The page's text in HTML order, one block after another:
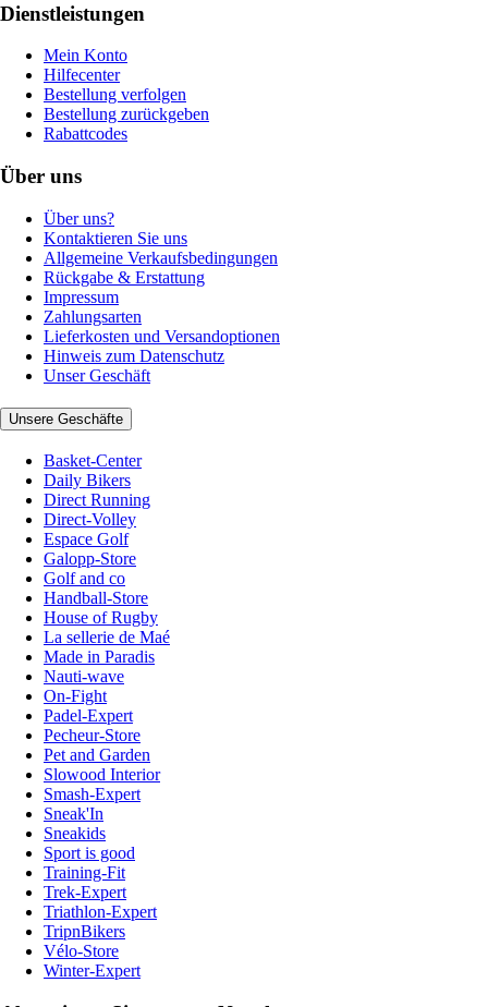
Dienstleistungen
Mein Konto
Hilfecenter
Bestellung verfolgen
Bestellung zurückgeben
Rabattcodes
Über uns
Über uns?
Kontaktieren Sie uns
Allgemeine Verkaufsbedingungen
Rückgabe & Erstattung
Impressum
Zahlungsarten
Lieferkosten und Versandoptionen
Hinweis zum Datenschutz
Unser Geschäft
Unsere Geschäfte
Basket-Center
Daily Bikers
Direct Running
Direct-Volley
Espace Golf
Galopp-Store
Golf and co
Handball-Store
House of Rugby
La sellerie de Maé
Made in Paradis
Nauti-wave
On-Fight
Padel-Expert
Pecheur-Store
Pet and Garden
Slowood Interior
Smash-Expert
Sneak'In
Sneakids
Sport is good
Training-Fit
Trek-Expert
Triathlon-Expert
TripnBikers
Vélo-Store
Winter-Expert